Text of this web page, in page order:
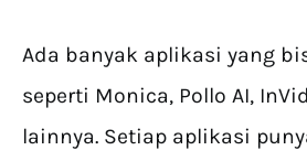
Ada banyak aplikasi yang
seperti Monica, Pollo AI,
lainnya. Setiap aplikasi